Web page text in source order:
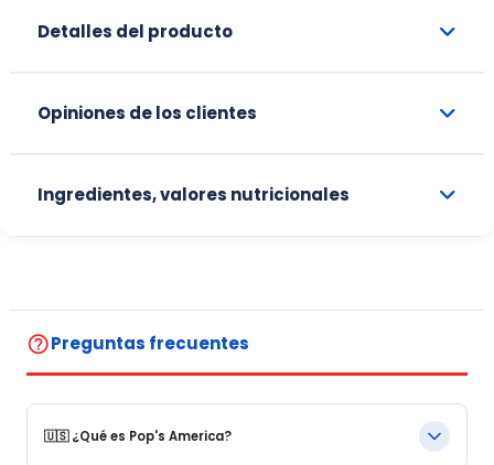
Detalles del producto
Opiniones de los clientes
Ingredientes, valores nutricionales
help_outlinePreguntas frecuentes
🇺🇸 ¿Qué es Pop's America?